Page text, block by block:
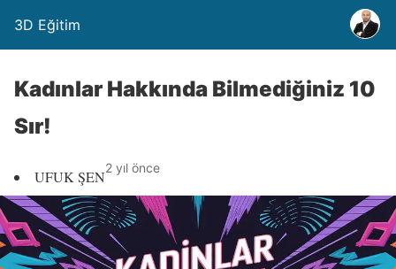
3D Eğitim
Kadınlar Hakkında Bilmediğiniz 10
Sır!
UFUK ŞEN2 yıl önce